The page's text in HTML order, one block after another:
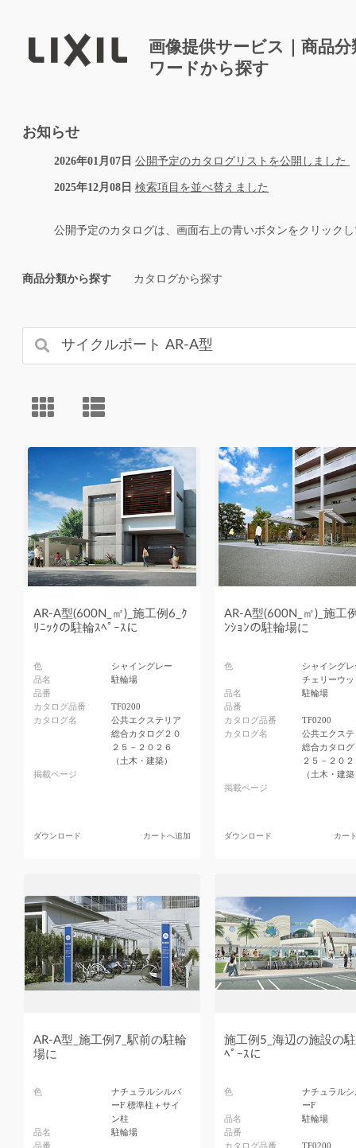
画像提供サービス｜商品分
ワードから探す
お知らせ
2026年01月07日 公開予定のカタログリストを公開しました
2025年12月08日 検索項目を並べ替えました
公開予定のカタログは、画面右上の青いボタンをクリック
商品分類から探す カタログから探す
AR-A型(600N_㎡)_施工例6_ｸ
ﾘﾆｯｸの駐輪ｽﾍﾟｰｽに
色
シャイングレー
品名
駐輪場
品番
カタログ品番
TF0200
カタログ名
公共エクステリア
総合カタログ２０
２５－２０２６
（土木・建築）
掲載ページ
ダウンロード カートへ追加
AR-A型(600N_㎡)_施工
ﾝｼｮﾝの駐輪場に
色
シャイング
チェリーウ
品名
駐輪場
品番
カタログ品番
TF0200
カタログ名
公共エクス
総合カタロ
２５－２０
（土木・建
掲載ページ
ダウンロード カー
AR-A型_施工例7_駅前の駐輪
場に
色
ナチュラルシルバ
ーF 標準柱＋サイ
ン柱
品名
駐輪場
品番
施工例5_海辺の施設の
ﾍﾟｰｽに
色
ナチュラル
ーF
品名
駐輪場
品番
カタログ品番
TF0200